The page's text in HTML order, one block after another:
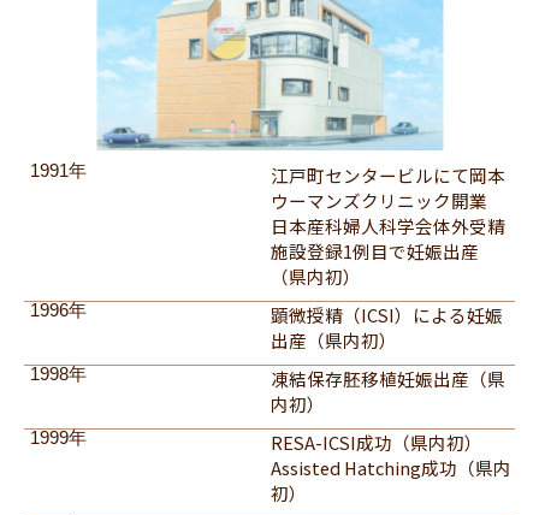
1991年
江戸町センタービルにて岡本
ウーマンズクリニック開業
日本産科婦人科学会体外受精
施設登録1例目で妊娠出産
（県内初）
1996年
顕微授精（ICSI）による妊娠
出産（県内初）
1998年
凍結保存胚移植妊娠出産（県
内初）
1999年
RESA-ICSI成功（県内初）
Assisted Hatching成功（県内
初）